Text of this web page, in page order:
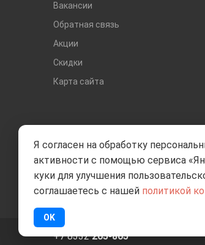
Вакансии
Обратная связь
Акции
Скидки
Карта сайта
+7 8332205-805
Я согласен на обработку
активности с помощью сервиса
куки для улучшения
соглашаетесь с нашей политикой
OK